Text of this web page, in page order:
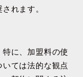
れます。
に、加盟料の使
ては法的な観点